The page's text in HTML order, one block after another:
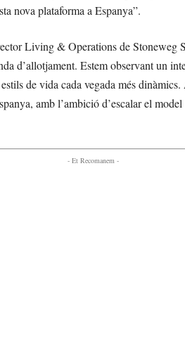
nova plataforma a Espanya”.
Living & Operations de Stoneweg
d’allotjament. Estem observant un
de vida cada vegada més
amb l’ambició d’escalar el
- Et Recomanem -